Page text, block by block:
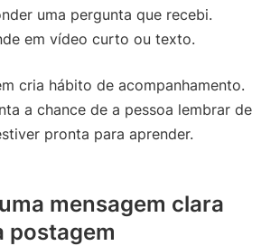
uma pergunta que recebi.
em vídeo curto ou texto.
cria hábito de acompanhamento.
a chance de a pessoa lembrar de
pronta para aprender.
mensagem clara
postagem